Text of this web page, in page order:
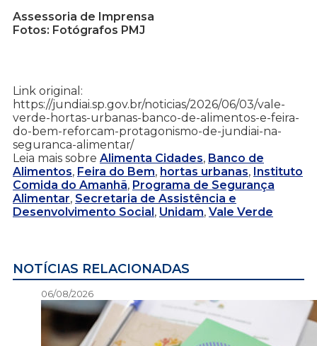
Assessoria de Imprensa
Fotos: Fotógrafos PMJ
Link original:
https://jundiai.sp.gov.br/noticias/2026/06/03/vale-
verde-hortas-urbanas-banco-de-alimentos-e-feira-
do-bem-reforcam-protagonismo-de-jundiai-na-
seguranca-alimentar/
Leia mais sobre Alimenta Cidades, Banco de
Alimentos, Feira do Bem, hortas urbanas, Instituto
Comida do Amanhã, Programa de Segurança
Alimentar, Secretaria de Assistência e
Desenvolvimento Social, Unidam, Vale Verde
NOTÍCIAS RELACIONADAS
06/08/2026